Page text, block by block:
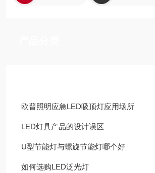
欧普照明应急LED吸顶灯应用场所
LED灯具产品的设计误区
U型节能灯与螺旋节能灯哪个好
如何选购LED泛光灯